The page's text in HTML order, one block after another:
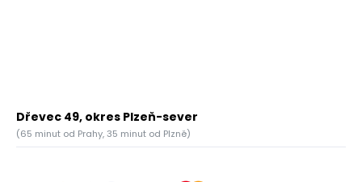
Dřevec 49, okres Plzeň-sever
(65 minut od Prahy, 35 minut od Plzně)